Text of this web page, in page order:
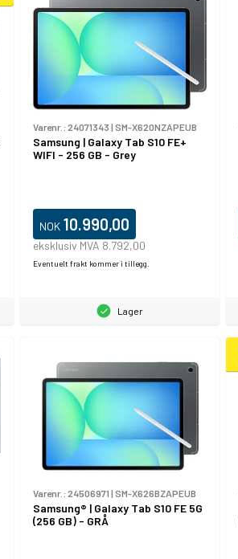
Varenr.: 24071343 | SM-X620NZAPEUB
Samsung | Galaxy Tab S10 FE+
WIFI - 256 GB - Grey
NOK 10.990,00
eksklusiv MVA 8.792,00
Eventuelt frakt kommer i tillegg.
Lager
Varenr.: 24506971 | SM-X626BZAPEUB
Samsung® | Galaxy Tab S10 FE 5G
(256 GB) - GRÅ